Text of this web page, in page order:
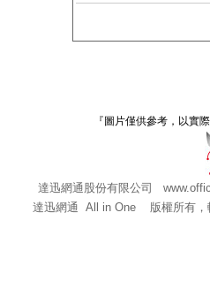
『圖片僅供參考，以實
達迅網通股份有限公司
達迅網通 All in One 版權所有